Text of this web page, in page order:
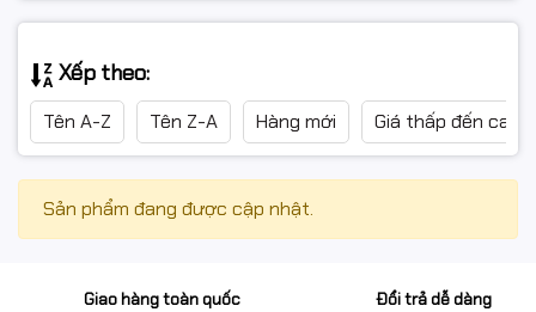
Xếp theo:
Tên A-Z Tên Z-A Hàng mới Giá thấp đến cao
Sản phẩm đang được cập nhật.
Giao hàng toàn quốc Đổi trả dễ dàng